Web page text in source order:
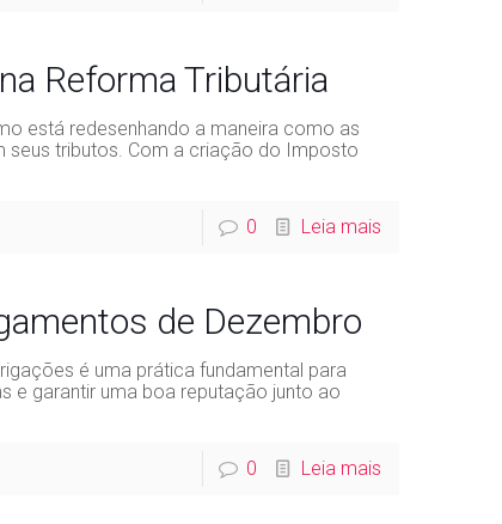
Reforma Tributária
está redesenhando a maneira como as
seus tributos. Com a criação do Imposto
0 Leia mais
de Dezembro
é uma prática fundamental para
e garantir uma boa reputação junto ao
0 Leia mais